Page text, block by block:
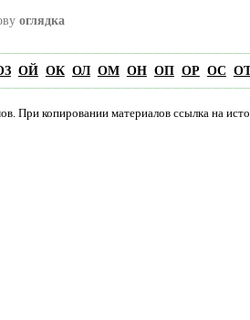
оглядка
ОЙ ОК ОЛ ОМ ОН ОП ОР ОС
При копировании материалов ссылка на